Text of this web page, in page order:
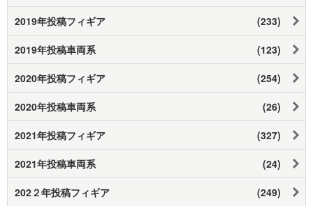
2019年投稿フィギア (233)
2019年投稿車両系 (123)
2020年投稿フィギア (254)
2020年投稿車両系 (26)
2021年投稿フィギア (327)
2021年投稿車両系 (24)
202２年投稿フィギア (249)